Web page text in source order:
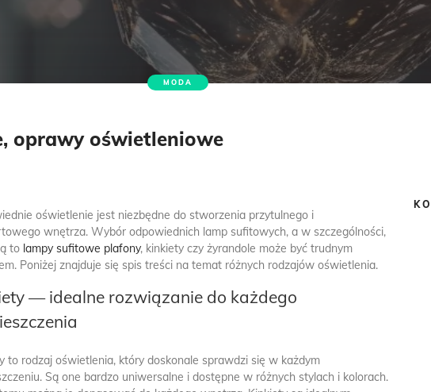
MODA
oprawy oświetleniowe
oświetlenie jest niezbędne do stworzenia przytulnego i
wnętrza. Wybór odpowiednich lamp sufitowych, a w szczególności,
to lampy sufitowe plafony, kinkiety czy żyrandole może być trudnym
Poniżej znajduje się spis treści na temat różnych rodzajów oświetlenia.
— idealne rozwiązanie do każdego
to rodzaj oświetlenia, który doskonale sprawdzi się w każdym
Są one bardzo uniwersalne i dostępne w różnych stylach i kolorach.
izabela mama